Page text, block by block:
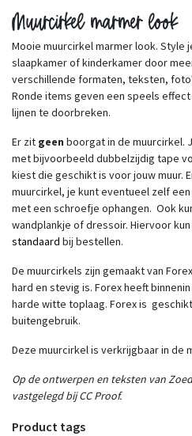
Muurcirkel marmer look
Mooie muurcirkel marmer look. Style
slaapkamer of kinderkamer door
verschillende formaten, teksten,
Ronde items geven een speels
lijnen te doorbreken.
Er zit geen boorgat in de muurcirkel.
met bijvoorbeeld dubbelzijdig tape
kiest die geschikt is voor jouw muur.
muurcirkel, je kunt eventueel zelf
met een schroefje ophangen. Ook
wandplankje of dressoir. Hiervoor
standaard bij bestellen.
De muurcirkels zijn gemaakt van
hard en stevig is. Forex heeft
harde witte toplaag. Forex is
buitengebruik.
Deze muurcirkel is verkrijgbaar in de
Op de ontwerpen en teksten van
vastgelegd bij CC Proof.
Product tags